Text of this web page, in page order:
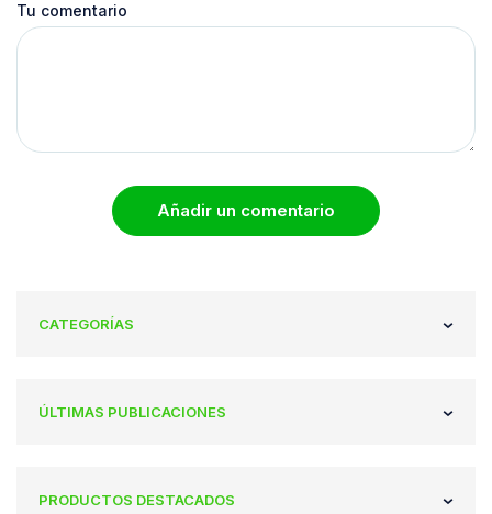
Tu comentario
Añadir un comentario
CATEGORÍAS
ÚLTIMAS PUBLICACIONES
PRODUCTOS DESTACADOS